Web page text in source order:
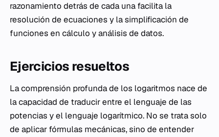
razonamiento detrás de cada una facilita la
resolución de ecuaciones y la simplificación de
funciones en cálculo y análisis de datos.
Ejercicios resueltos
La comprensión profunda de los logaritmos nace de
la capacidad de traducir entre el lenguaje de las
potencias y el lenguaje logarítmico. No se trata solo
de aplicar fórmulas mecánicas, sino de entender